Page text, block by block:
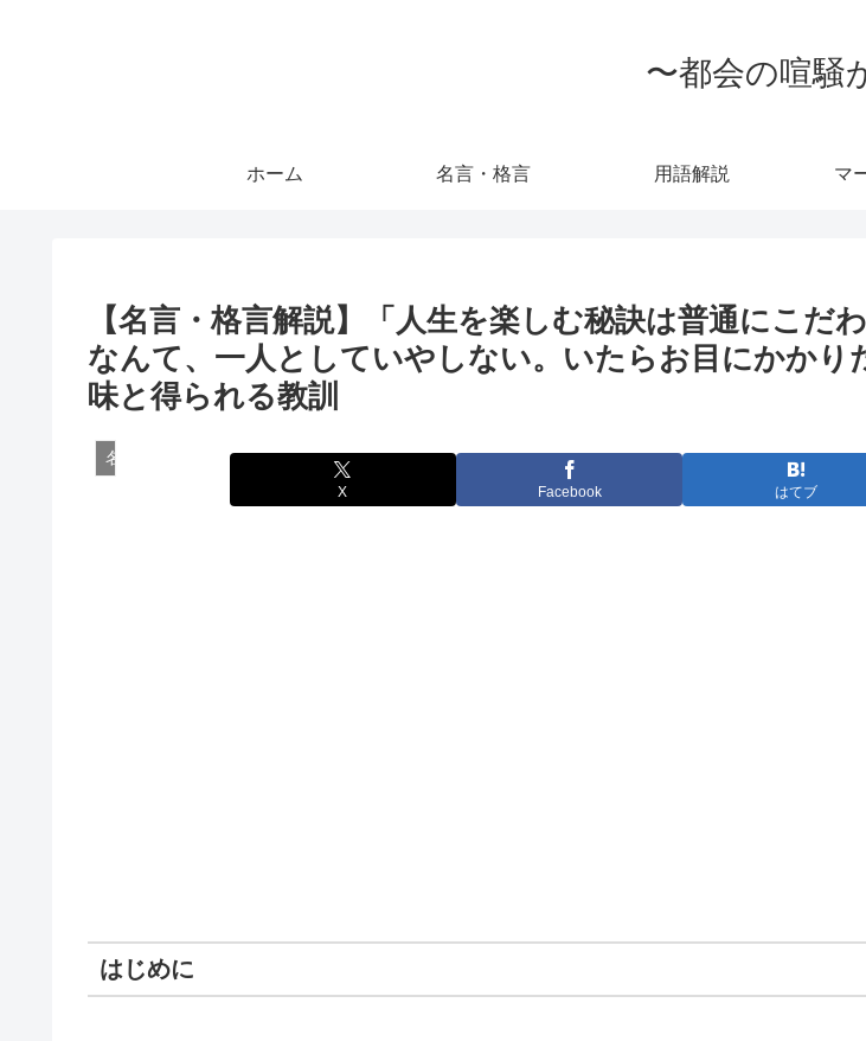
〜都会の喧騒
ホーム 名言・格言 用語解説 マ
【名言・格言解説】「人生を楽しむ秘訣は普通にこ
なんて、一人としていやしない。いたらお目にかか
味と得られる教訓
名言・格言
X Facebook はてブ
はじめに